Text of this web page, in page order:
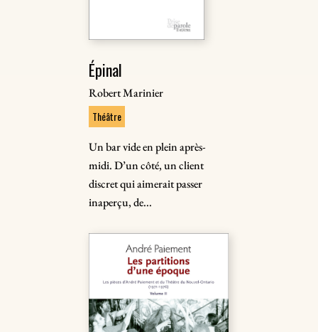
Épinal
Robert Marinier
Théâtre
Un bar vide en plein après-
midi. D’un côté, un client
discret qui aimerait passer
inaperçu, de...